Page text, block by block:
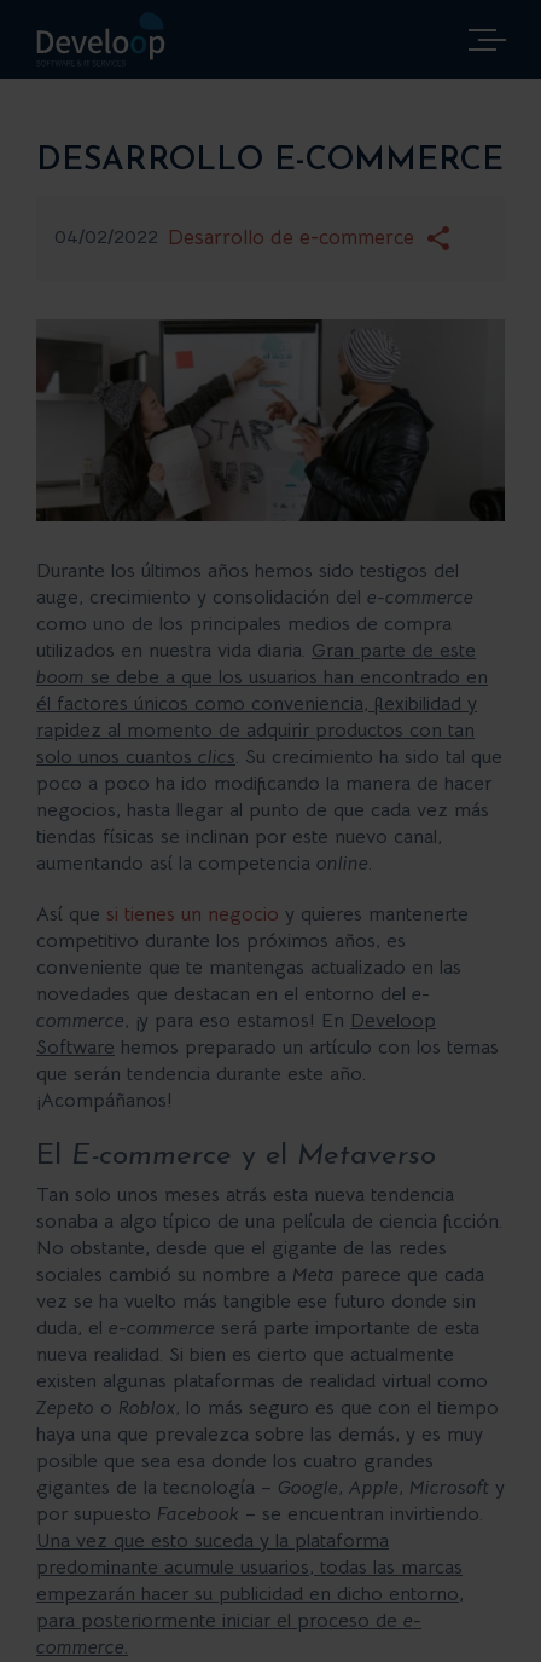
DESARROLLO E-COMMERCE
04/02/2022 Desarrollo de e-commerce
más
Durante los últimos años hemos sido testigos del
auge, crecimiento y consolidación del e-commerce
como uno de los principales medios de compra
utilizados en nuestra vida diaria. Gran parte de este
boom se debe a que los usuarios han encontrado en
él factores únicos como conveniencia, flexibilidad y
rapidez al momento de adquirir productos con tan
solo unos cuantos clics. Su crecimiento ha sido tal que
poco a poco ha ido modificando la manera de hacer
negocios, hasta llegar al punto de que cada vez más
tiendas físicas se inclinan por este nuevo canal,
aumentando así la competencia online.
Así que si tienes un negocio y quieres mantenerte
competitivo durante los próximos años, es
conveniente que te mantengas actualizado en las
novedades que destacan en el entorno del e-
commerce, ¡y para eso estamos! En Develoop
Software hemos preparado un artículo con los temas
que serán tendencia durante este año.
¡Acompáñanos!
El E-commerce y el Metaverso
Tan solo unos meses atrás esta nueva tendencia
sonaba a algo típico de una película de ciencia ficción.
No obstante, desde que el gigante de las redes
sociales cambió su nombre a Meta parece que cada
vez se ha vuelto más tangible ese futuro donde sin
duda, el e-commerce será parte importante de esta
nueva realidad. Si bien es cierto que actualmente
existen algunas plataformas de realidad virtual como
Zepeto o Roblox, lo más seguro es que con el tiempo
haya una que prevalezca sobre las demás, y es muy
posible que sea esa donde los cuatro grandes
gigantes de la tecnología – Google, Apple, Microsoft y
por supuesto Facebook – se encuentran invirtiendo.
Una vez que esto suceda y la plataforma
predominante acumule usuarios, todas las marcas
empezarán hacer su publicidad en dicho entorno,
para posteriormente iniciar el proceso de e-
commerce.